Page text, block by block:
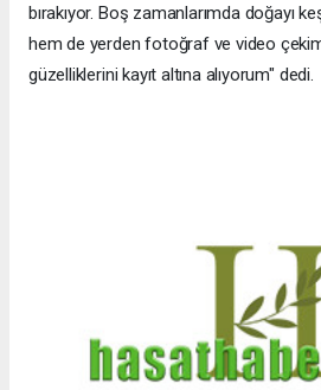
bırakıyor. Boş zamanlarımda doğayı
hem de yerden fotoğraf ve video
güzelliklerini kayıt altına alıyorum" dedi.